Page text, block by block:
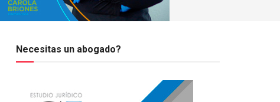
Necesitas un abogado?